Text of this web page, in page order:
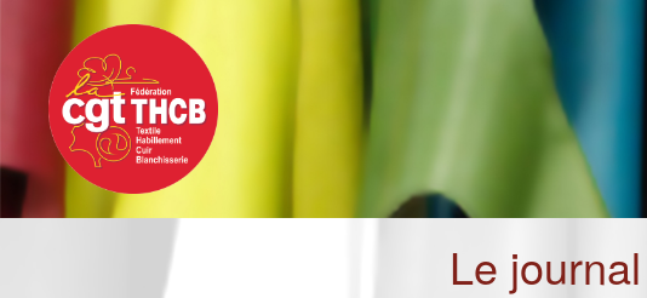
contenu
principal
Le